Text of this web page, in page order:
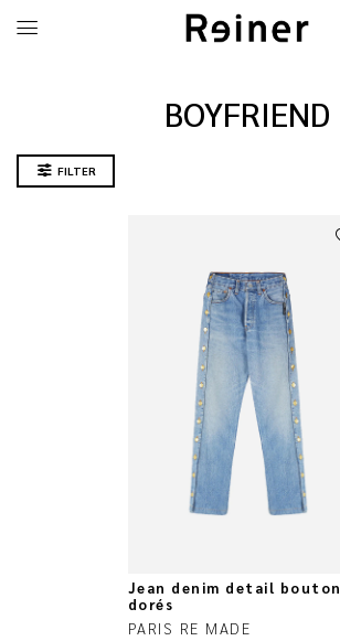
BOYFRIEND
FILTER
Jean denim detail
dorés
PARIS RE MADE